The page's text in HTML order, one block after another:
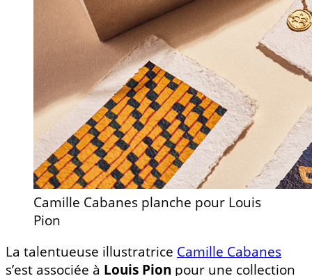
Camille Cabanes planche pour Louis
Pion
La talentueuse illustratrice Camille Cabanes
s’est associée à Louis Pion pour une collection